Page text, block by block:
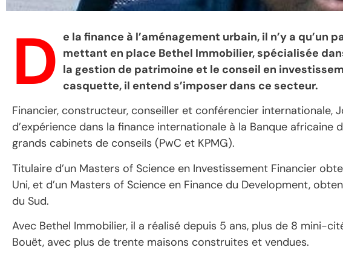
D e la finance à l’aménagement urbain, il n’y a qu’un
mettant en place Bethel Immobilier, spécialisée
la gestion de patrimoine et le conseil en
casquette, il entend s’imposer dans ce secteur.
Financier, constructeur, conseiller et conférencier internationale,
d’expérience dans la finance internationale à la Banque africaine
grands cabinets de conseils (PwC et KPMG).
Titulaire d’un Masters of Science en Investissement Financier
Uni, et d’un Masters of Science en Finance du Development,
du Sud.
Avec Bethel Immobilier, il a réalisé depuis 5 ans, plus de 8 mini-
Bouët, avec plus de trente maisons construites et vendues.